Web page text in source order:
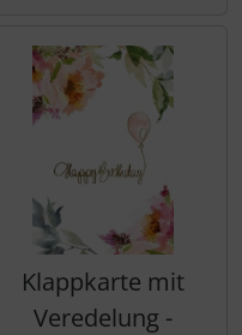
Klappkarte mit
Veredelung -